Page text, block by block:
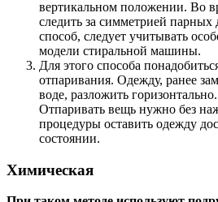
вертикальном положении. Во
следить за симметрией парных
способ, следует учитывать
модели стиральной машины.
Для этого способа
отпаривания. Одежду, ранее
воде, разложить
Отпаривать вещь нужно без
процедуры оставить одежду
состоянии.
Химическая